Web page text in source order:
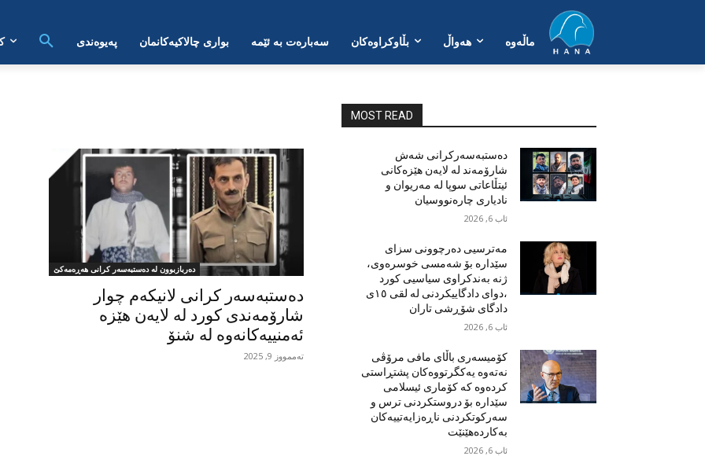
ماڵەوە هەواڵ بڵاوکراوەکان سەبارەت بە ئێمە بواری چالاکیەکانمان پەیوەندی
دەربازبوون لە دەستبەسەر کرانی هەڕەمەکێ
دەستبەسەر کرانی لانیکەم چوار
شارۆمەندی کورد لە لایەن هێزە
ئەمنییەکانەوە لە شنۆ
تەممووز 9, 2025
MOST READ
دەستبەسەرکرانی شەش
شارۆمەند لە لایەن هێزەکانی
ئیتڵاعاتی سوپا لە مەریوان و
نادیاری چارەنووسیان
ئاب 6, 2026
مەترسیی دەرچوونی سزای
سێدارە بۆ شەمسی خوسرەوی،
ژنە بەندکراوی سیاسیی کورد
،دوای دادگاییکردنی لە لقی ١٥ی
دادگای شۆڕشی تاران
ئاب 6, 2026
کۆمیسەری باڵای مافی مرۆڤی
نەتەوە یەکگرتووەکان پشتڕاستی
کردەوە کە کۆماری ئیسلامی
سێدارە بۆ دروستکردنی ترس و
سەرکوتکردنی ناڕەزایەتییەکان
بەکاردەهێنێت
ئاب 6, 2026